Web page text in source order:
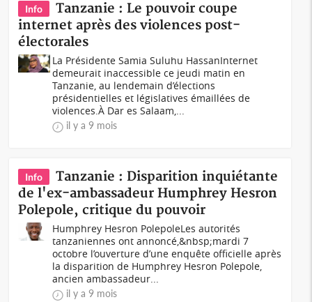
Info
Tanzanie : Le pouvoir coupe
internet après des violences post-
électorales
La Présidente Samia Suluhu HassanInternet
demeurait inaccessible ce jeudi matin en
Tanzanie, au lendemain d’élections
présidentielles et législatives émaillées de
violences.À Dar es Salaam,...
il y a 9 mois
Info
Tanzanie : Disparition inquiétante
de l'ex-ambassadeur Humphrey Hesron
Polepole, critique du pouvoir
Humphrey Hesron PolepoleLes autorités
tanzaniennes ont annoncé,&nbsp;mardi 7
octobre l’ouverture d’une enquête officielle après
la disparition de Humphrey Hesron Polepole,
ancien ambassadeur...
il y a 9 mois